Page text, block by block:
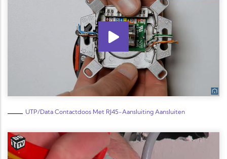
UTP/data Contactdoos Met RJ45-Aansluiting Aansluiten